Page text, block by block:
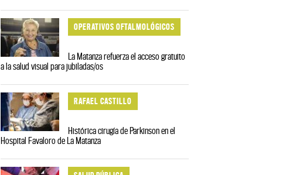
OPERATIVOS OFTALMOLÓGICOS
La Matanza refuerza el acceso gratuito
a la salud visual para jubiladas/os
RAFAEL CASTILLO
Histórica cirugía de Parkinson en el
Hospital Favaloro de La Matanza